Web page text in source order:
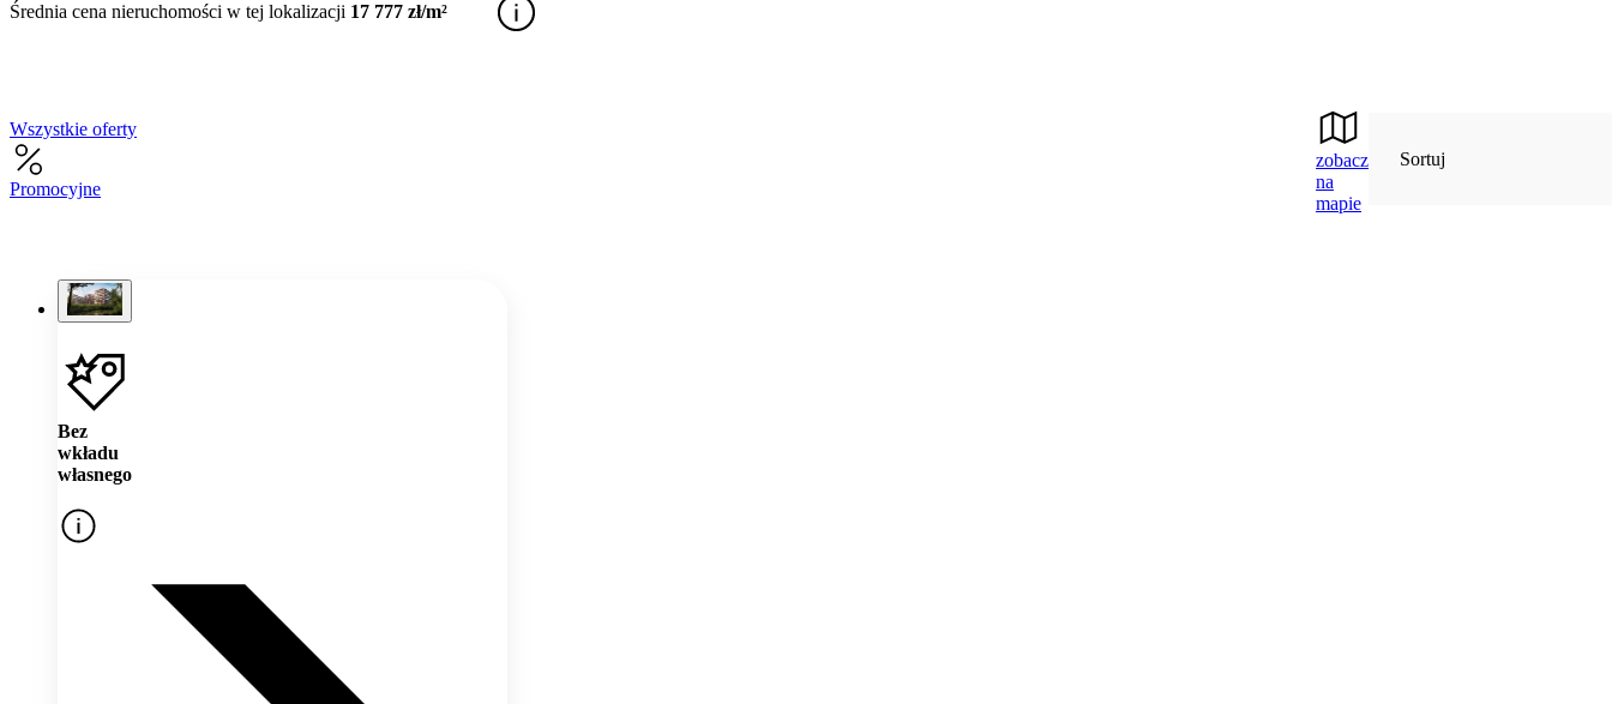
Średnia cena nieruchomości w tej lokalizacji 17 777 zł/m²
Wszystkie oferty
Promocyjne
zobacz
na
mapie
Sortuj
Bez
wkładu
własnego